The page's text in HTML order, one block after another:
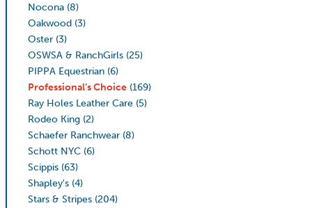
Nocona (8)
Oakwood (3)
Oster (3)
OSWSA & RanchGirls (25)
PIPPA Equestrian (6)
Professional’s Choice (169)
Ray Holes Leather Care (5)
Rodeo King (2)
Schaefer Ranchwear (8)
Schott NYC (6)
Scippis (63)
Shapley's (4)
Stars & Stripes (204)